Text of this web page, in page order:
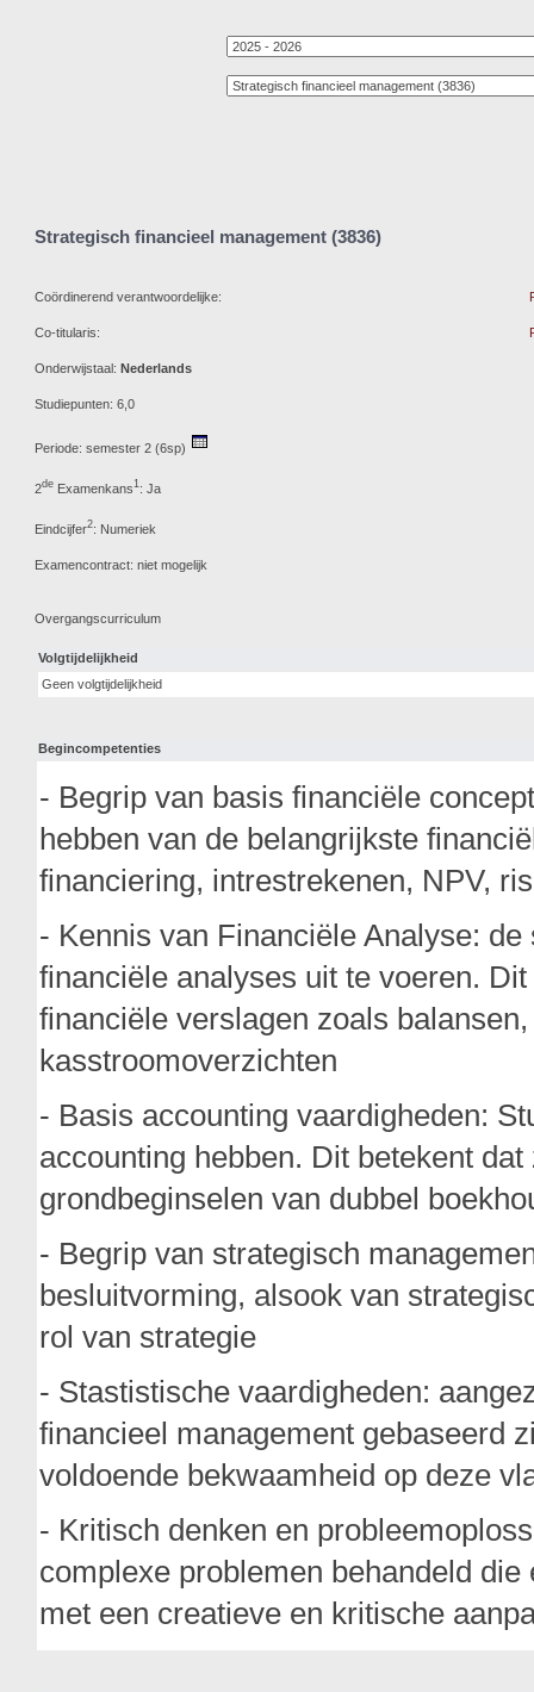
Strategisch financieel management (3836)
Coördinerend verantwoordelijke:
Co-titularis:
Onderwijstaal: Nederlands
Studiepunten: 6,0
Periode: semester 2 (6sp)
2de Examenkans1: Ja
Eindcijfer2: Numeriek
Examencontract: niet mogelijk
Overgangscurriculum
Volgtijdelijkheid
Geen volgtijdelijkheid
Begincompetenties
- Begrip van basis financiële
hebben van de belangrijkste
financiering, intrestrekenen, NPV,
- Kennis van Financiële Analyse:
financiële analyses uit te voeren.
financiële verslagen zoals
kasstroomoverzichten
- Basis accounting vaardigheden:
accounting hebben. Dit betekent
grondbeginselen van dubbel
- Begrip van strategisch
besluitvorming, alsook van
rol van strategie
- Stastistische vaardigheden:
financieel management gebaseerd
voldoende bekwaamheid op deze
- Kritisch denken en
complexe problemen behandeld
met een creatieve en kritische